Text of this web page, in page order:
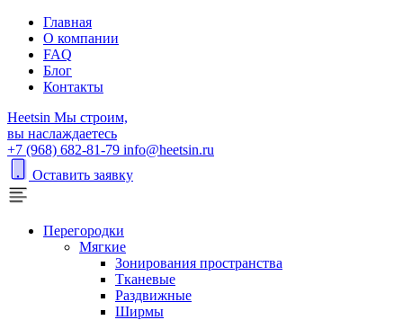
Главная
О компании
FAQ
Блог
Контакты
Heetsin Мы строим,
вы наслаждаетесь
+7 (968) 682-81-79 info@heetsin.ru
Оставить заявку
Перегородки
Мягкие
Зонирования пространства
Тканевые
Раздвижные
Ширмы